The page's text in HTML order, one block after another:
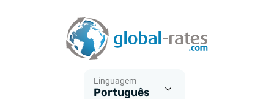
Linguagem
Português
O que é a inflação do IPC?
O que é a inflação do IHPC?
Taxas Euribor históricas
Taxas ESTER históricas
Calculadora de inflação